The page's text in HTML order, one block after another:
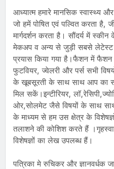
आध्यात्म हमारे मानसिक स्वास्थ्य
जो हमें पोषित एवं पल्वित करता है,
मार्गदर्शन करता है। सौंदर्य में
मेकअप व अन्य से जुड़ी सबसे लेटेस्ट
प्रयास किया गया है।फैशन में फैशन
फुटवियर, ज्वेलरी और पर्स सभी
के खूबसूरती के साथ साथ आप का
मिल सकें।इन्टीरियर,
ओर,सोलमेट जैसे विषयों के साथ
के माध्यम से हम उस क्षेत्र के
तलाशने की कोशिश करते हैं
विशेषज्ञों का लेख उपलब्ध हैं।
पत्रिका मे रुचिकर और ज्ञानवर्धक